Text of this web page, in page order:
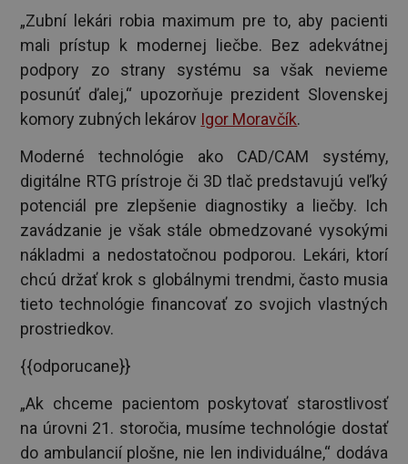
„Zubní lekári robia maximum pre to, aby pacienti
mali prístup k modernej liečbe. Bez adekvátnej
podpory zo strany systému sa však nevieme
posunúť ďalej,“ upozorňuje prezident Slovenskej
komory zubných lekárov Igor Moravčík.
Moderné technológie ako CAD/CAM systémy,
digitálne RTG prístroje či 3D tlač predstavujú veľký
potenciál pre zlepšenie diagnostiky a liečby. Ich
zavádzanie je však stále obmedzované vysokými
nákladmi a nedostatočnou podporou. Lekári, ktorí
chcú držať krok s globálnymi trendmi, často musia
tieto technológie financovať zo svojich vlastných
prostriedkov.
{{odporucane}}
„Ak chceme pacientom poskytovať starostlivosť
na úrovni 21. storočia, musíme technológie dostať
do ambulancií plošne, nie len individuálne,“ dodáva